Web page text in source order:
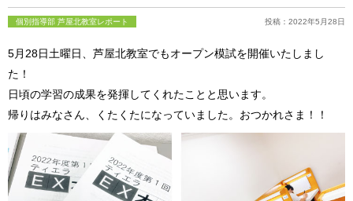
個別指導部 芦屋北教室レポート 投稿：2022年5月28日
5月28日土曜日、芦屋北教室でもオープン模試を開催いたしまし
た！
日頃の学習の成果を発揮してくれたことと思います。
帰りはみなさん、くたくたになっていました。おつかれさま！！